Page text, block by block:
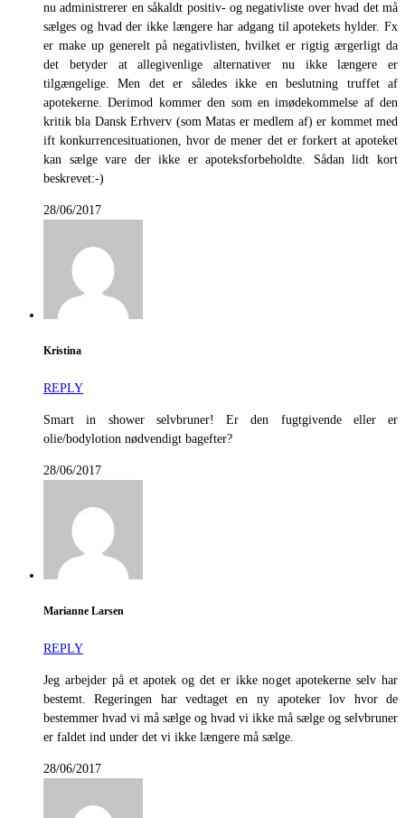
nu administrerer en såkaldt positiv- og negativliste over hvad det må
sælges og hvad der ikke længere har adgang til apotekets hylder. Fx
er make up generelt på negativlisten, hvilket er rigtig ærgerligt da
det betyder at allegivenlige alternativer nu ikke længere er
tilgængelige. Men det er således ikke en beslutning truffet af
apotekerne. Derimod kommer den som en imødekommelse af den
kritik bla Dansk Erhverv (som Matas er medlem af) er kommet med
ift konkurrencesituationen, hvor de mener det er forkert at apoteket
kan sælge vare der ikke er apoteksforbeholdte. Sådan lidt kort
beskrevet:-)
28/06/2017
Kristina
REPLY
Smart in shower selvbruner! Er den fugtgivende eller er
olie/bodylotion nødvendigt bagefter?
28/06/2017
Marianne Larsen
REPLY
Jeg arbejder på et apotek og det er ikke noget apotekerne selv har
bestemt. Regeringen har vedtaget en ny apoteker lov hvor de
bestemmer hvad vi må sælge og hvad vi ikke må sælge og selvbruner
er faldet ind under det vi ikke længere må sælge.
28/06/2017